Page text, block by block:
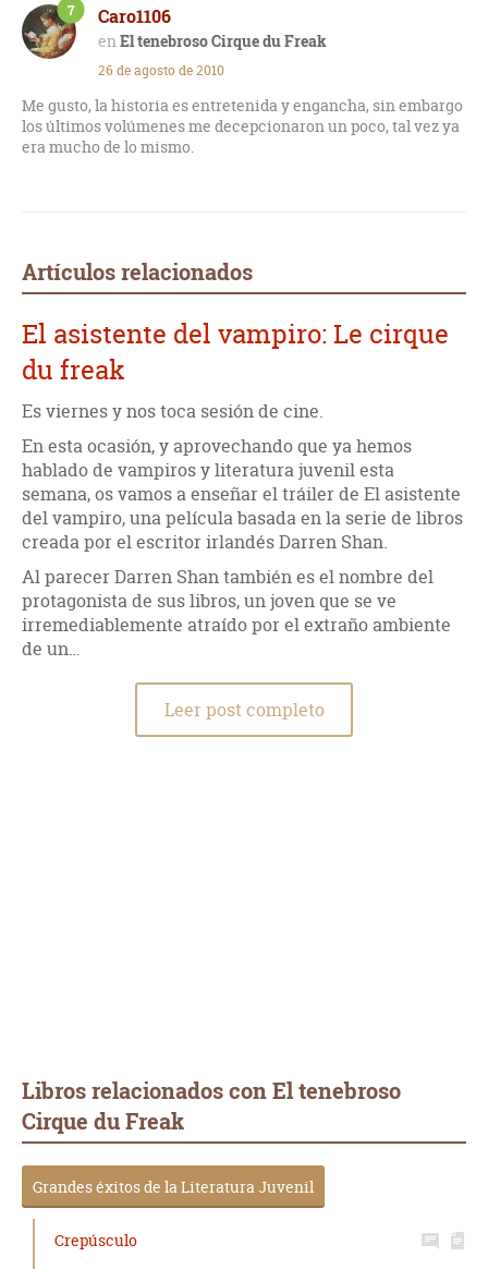
Caro1106
El tenebroso Cirque du Freak
7
26 de agosto de 2010
Me gusto, la historia es entretenida y engancha, sin embargo
los últimos volúmenes me decepcionaron un poco, tal vez ya
era mucho de lo mismo.
Artículos relacionados
El asistente del vampiro: Le cirque
du freak
Es viernes y nos toca sesión de cine.
En esta ocasión, y aprovechando que ya hemos
hablado de vampiros y literatura juvenil esta
semana, os vamos a enseñar el tráiler de El asistente
del vampiro, una película basada en la serie de libros
creada por el escritor irlandés Darren Shan.
Al parecer Darren Shan también es el nombre del
protagonista de sus libros, un joven que se ve
irremediablemente atraído por el extraño ambiente
de un…
Leer post completo
Libros relacionados con El tenebroso
Cirque du Freak
Grandes éxitos de la Literatura Juvenil
Crepúsculo